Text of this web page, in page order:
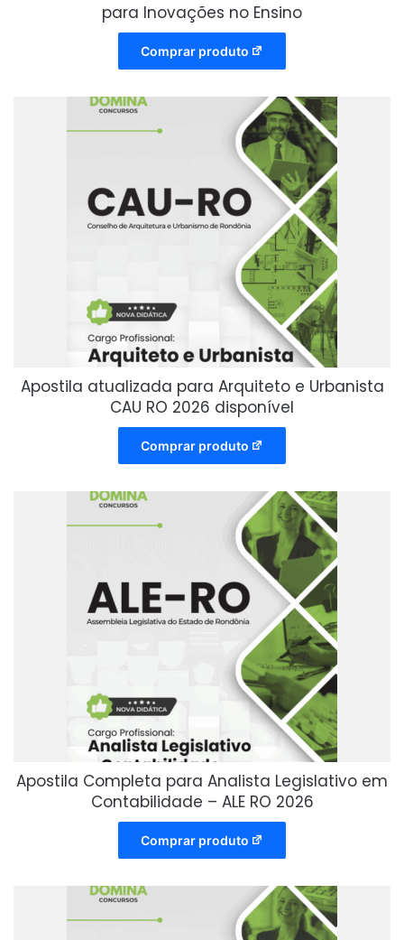
para Inovações no Ensino
Comprar produto
Apostila atualizada para Arquiteto e Urbanista
CAU RO 2026 disponível
Comprar produto
Apostila Completa para Analista Legislativo em
Contabilidade – ALE RO 2026
Comprar produto